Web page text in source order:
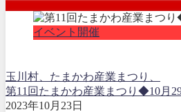
イベント開催
玉川村、たまかわ産業まつり、
第11回たまかわ産業まつり◆10月
2023年10月23日